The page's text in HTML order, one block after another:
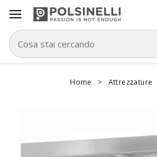
Home > Attrezzature